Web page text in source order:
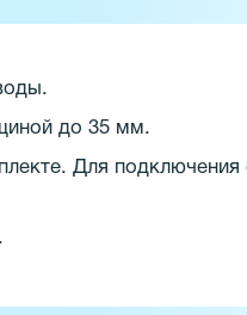
до 35 мм.
Для